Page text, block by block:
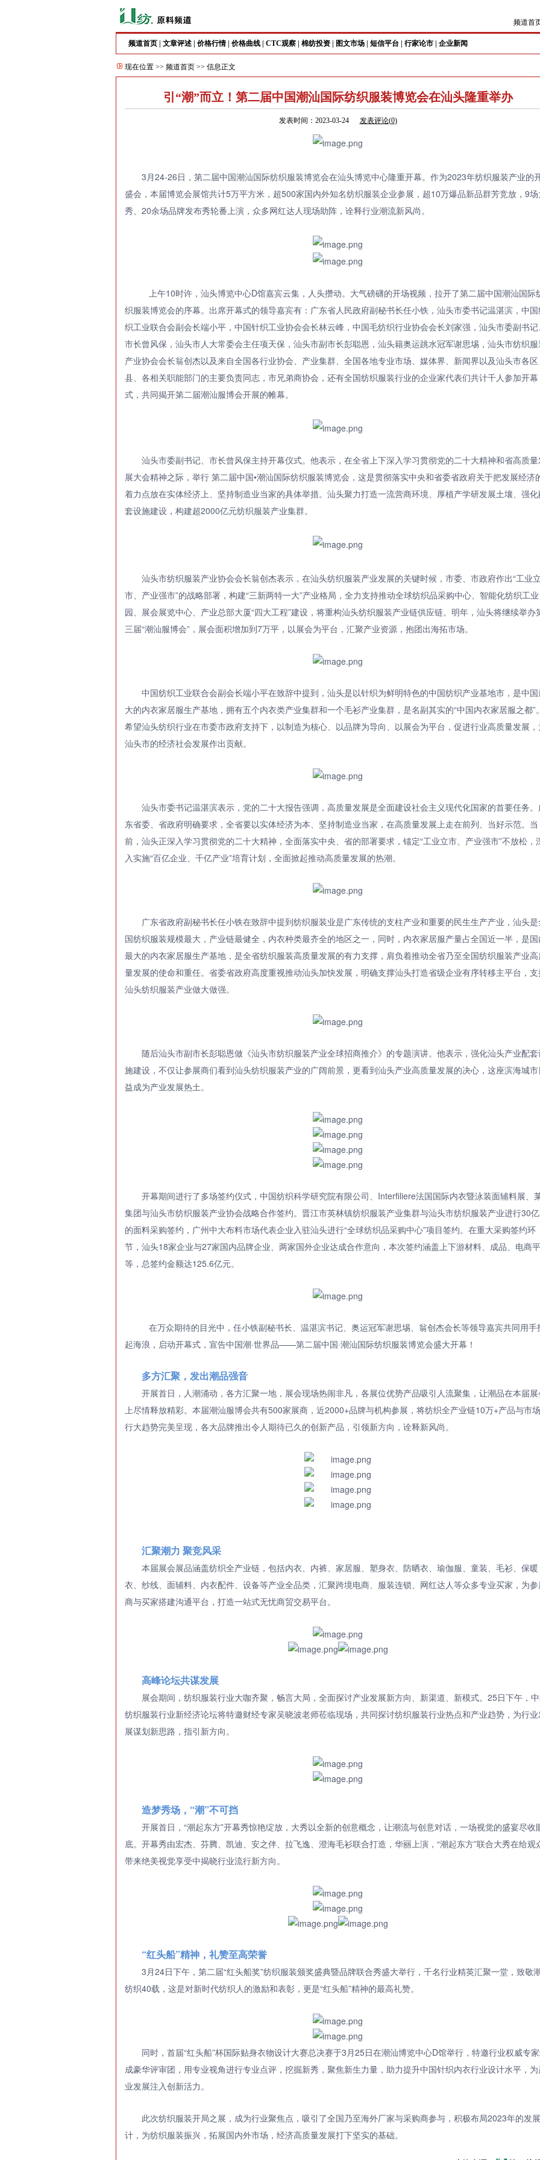
频道首
频道首页 文章评述 价格行情| 价格曲线 CTC观察 棉纺投资 图文市场 短信平台 行家论市 企业新闻
现在位置 >> 频道首页 >> 信息正文
引“潮”而立！第二届中国潮汕国际纺织服装博览会在汕头隆重举办
发表时间：2023-03-24 发表评论(0)
3月24-26日，第二届中国潮汕国际纺织服装博览会在汕头博览中心隆重开幕。作为2023年纺织服装产业的
盛会，本届博览会展馆共计5万平方米，超500家国内外知名纺织服装企业参展，超10万爆品新品群芳竞放，9场
秀、20余场品牌发布秀轮番上演，众多网红达人现场助阵，诠释行业潮流新风尚。
上午10时许，汕头博览中心D馆嘉宾云集，人头攒动。大气磅礴的开场视频，拉开了第二届中国潮汕国际
织服装博览会的序幕。出席开幕式的领导嘉宾有：广东省人民政府副秘书长任小铁，汕头市委书记温湛滨，中
织工业联合会副会长端小平，中国针织工业协会会长林云峰，中国毛纺织行业协会会长刘家强，汕头市委副书记、
市长曾风保，汕头市人大常委会主任项天保，汕头市副市长彭聪恩，汕头籍奥运跳水冠军谢思埸，汕头市纺织服
产业协会会长翁创杰以及来自全国各行业协会、产业集群、全国各地专业市场、媒体界、新闻界以及汕头市各区
县、各相关职能部门的主要负责同志，市兄弟商协会，还有全国纺织服装行业的企业家代表们共计千人参加开幕
式，共同揭开第二届潮汕服博会开展的帷幕。
汕头市委副书记、市长曾风保主持开幕仪式。他表示，在全省上下深入学习贯彻党的二十大精神和省高质
展大会精神之际，举行 第二届中国•潮汕国际纺织服装博览会，这是贯彻落实中央和省委省政府关于把发展经济
着力点放在实体经济上、坚持制造业当家的具体举措。汕头聚力打造一流营商环境、厚植产学研发展土壤、强
套设施建设，构建超2000亿元纺织服装产业集群。
汕头市纺织服装产业协会会长翁创杰表示，在汕头纺织服装产业发展的关键时候，市委、市政府作出“工业立
市、产业强市”的战略部署，构建“三新两特一大”产业格局，全力支持推动全球纺织品采购中心、智能化纺织工业
园、展会展览中心、产业总部大厦“四大工程”建设，将重构汕头纺织服装产业链供应链。明年，汕头将继续举办
三届“潮汕服博会”，展会面积增加到7万平，以展会为平台，汇聚产业资源，抱团出海拓市场。
中国纺织工业联合会副会长端小平在致辞中提到，汕头是以针织为鲜明特色的中国纺织产业基地市，是中国
大的内衣家居服生产基地，拥有五个内衣类产业集群和一个毛衫产业集群，是名副其实的“中国内衣家居服之都”。
希望汕头纺织行业在市委市政府支持下，以制造为核心、以品牌为导向、以展会为平台，促进行业高质量发展，
汕头市的经济社会发展作出贡献。
汕头市委书记温湛滨表示，党的二十大报告强调，高质量发展是全面建设社会主义现代化国家的首要任务
东省委、省政府明确要求，全省要以实体经济为本、坚持制造业当家，在高质量发展上走在前列、当好示范。当
前，汕头正深入学习贯彻党的二十大精神，全面落实中央、省的部署要求，锚定“工业立市、产业强市”不放松，
入实施“百亿企业、千亿产业”培育计划，全面掀起推动高质量发展的热潮。
广东省政府副秘书长任小铁在致辞中提到纺织服装业是广东传统的支柱产业和重要的民生生产产业，汕头是
国纺织服装规模最大，产业链最健全，内衣种类最齐全的地区之一，同时，内衣家居服产量占全国近一半，是国
最大的内衣家居服生产基地，是全省纺织服装高质量发展的有力支撑，肩负着推动全省乃至全国纺织服装产业
量发展的使命和重任。省委省政府高度重视推动汕头加快发展，明确支撑汕头打造省级企业有序转移主平台，
汕头纺织服装产业做大做强。
随后汕头市副市长彭聪恩做《汕头市纺织服装产业全球招商推介》的专题演讲。他表示，强化汕头产业配
施建设，不仅让参展商们看到汕头纺织服装产业的广阔前景，更看到汕头产业高质量发展的决心，这座滨海城市
益成为产业发展热土。
开幕期间进行了多场签约仪式，中国纺织科学研究院有限公司、Interfiliere法国国际内衣暨泳装面辅料展、
集团与汕头市纺织服装产业协会战略合作签约。晋江市英林镇纺织服装产业集群与汕头市纺织服装产业进行30
的面料采购签约，广州中大布料市场代表企业入驻汕头进行“全球纺织品采购中心”项目签约。在重大采购签约环
节，汕头18家企业与27家国内品牌企业、两家国外企业达成合作意向，本次签约涵盖上下游材料、成品、电商
等，总签约金额达125.6亿元。
在万众期待的目光中，任小铁副秘书长、温湛滨书记、奥运冠军谢思埸、翁创杰会长等领导嘉宾共同用手
起海浪，启动开幕式，宣告中国潮·世界品——第二届中国·潮汕国际纺织服装博览会盛大开幕！
多方汇聚，发出潮品强音
开展首日，人潮涌动，各方汇聚一地，展会现场热闹非凡，各展位优势产品吸引人流聚集，让潮品在本届展
上尽情释放精彩。本届潮汕服博会共有500家展商，近2000+品牌与机构参展，将纺织全产业链10万+产品与市
行大趋势完美呈现，各大品牌推出令人期待已久的创新产品，引领新方向，诠释新风尚。
汇聚潮力 聚竞风采
本届展会展品涵盖纺织全产业链，包括内衣、内裤、家居服、塑身衣、防晒衣、瑜伽服、童装、毛衫、保暖
衣、纱线、面辅料、内衣配件、设备等产业全品类，汇聚跨境电商、服装连锁、网红达人等众多专业买家，为参
商与买家搭建沟通平台，打造一站式无忧商贸交易平台。
高峰论坛共谋发展
展会期间，纺织服装行业大咖齐聚，畅言大局，全面探讨产业发展新方向、新渠道、新模式。25日下午，
纺织服装行业新经济论坛将特邀财经专家吴晓波老师莅临现场，共同探讨纺织服装行业热点和产业趋势，为行
展谋划新思路，指引新方向。
造梦秀场，“潮”不可挡
开展首日，“潮起东方”开幕秀惊艳绽放，大秀以全新的创意概念，让潮流与创意对话，一场视觉的盛宴尽收
底。开幕秀由宏杰、芬腾、凯迪、安之伴、拉飞逸、澄海毛衫联合打造，华丽上演，“潮起东方”联合大秀在给观
带来绝美视觉享受中揭晓行业流行新方向。
“红头船”精神，礼赞至高荣誉
3月24日下午，第二届“红头船奖”纺织服装颁奖盛典暨品牌联合秀盛大举行，千名行业精英汇聚一堂，致敬
纺织40载，这是对新时代纺织人的激励和表彰，更是“红头船”精神的最高礼赞。
同时，首届“红头船”杯国际贴身衣物设计大赛总决赛于3月25日在潮汕博览中心D馆举行，特邀行业权威专
成豪华评审团，用专业视角进行专业点评，挖掘新秀，聚焦新生力量，助力提升中国针织内衣行业设计水平，
业发展注入创新活力。
此次纺织服装开局之展，成为行业聚焦点，吸引了全国乃至海外厂家与采购商参与，积极布局2023年的发
计，为纺织服装振兴，拓展国内外市场，经济高质量发展打下坚实的基础。